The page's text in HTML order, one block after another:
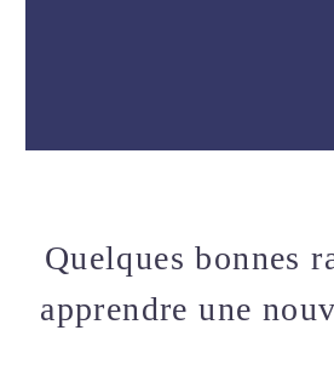
Quelques bonnes
apprendre une